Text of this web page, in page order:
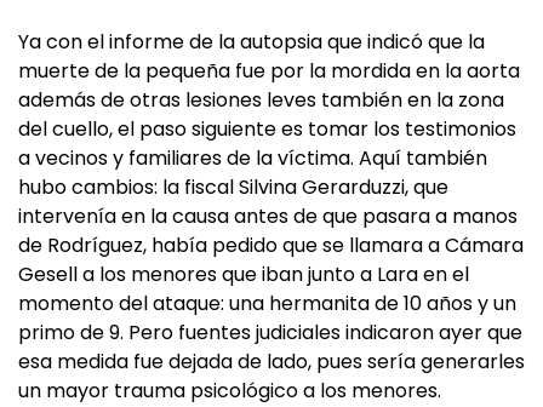
Ya con el informe de la autopsia que indicó que la
muerte de la pequeña fue por la mordida en la aorta
además de otras lesiones leves también en la zona
del cuello, el paso siguiente es tomar los testimonios
a vecinos y familiares de la víctima. Aquí también
hubo cambios: la fiscal Silvina Gerarduzzi, que
intervenía en la causa antes de que pasara a manos
de Rodríguez, había pedido que se llamara a Cámara
Gesell a los menores que iban junto a Lara en el
momento del ataque: una hermanita de 10 años y un
primo de 9. Pero fuentes judiciales indicaron ayer que
esa medida fue dejada de lado, pues sería generarles
un mayor trauma psicológico a los menores.